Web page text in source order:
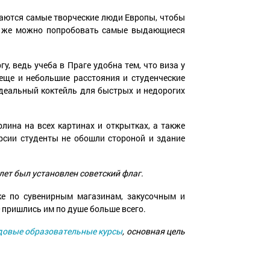
самые творческие люди Европы, чтобы
же можно попробовать самые выдающиеся
ведь учеба в Праге удобна тем, что виза у
и небольшие расстояния и студенческие
коктейль для быстрых и недорогих
на всех картинах и открытках, а также
студенты не обошли стороной и здание
был установлен советский флаг.
по сувенирным магазинам, закусочным и
им по душе больше всего.
образовательные курсы, основная цель